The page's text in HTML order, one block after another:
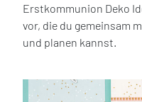
Erstkommunion Deko
vor, die du gemeinsam
und planen kannst.